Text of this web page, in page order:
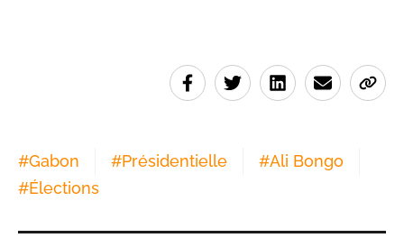
#Gabon #Présidentielle #Ali Bongo
#Élections